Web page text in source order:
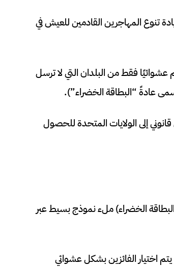
تنوع المهاجرين القادمين للعيش في
من 50000 شخص تم اختيارهم عشوائيًا فقط من البلدان التي لا ترسل
عادةً “البطاقة الخضراء”).
إلى الولايات المتحدة للحصول
الخضراء) ملء نموذج بسيط عبر
اختيار الفائزين بشكل عشوائي